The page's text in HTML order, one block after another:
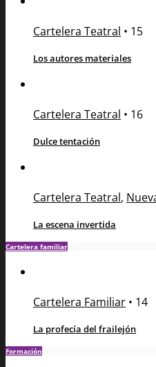
Cartelera Teatral • 15
Los autores materiales
Cartelera Teatral • 16
Dulce tentación
Cartelera Teatral,
La escena invertida
Cartelera familiar
Cartelera Familiar • 14
La profecía del frailejón
Formación